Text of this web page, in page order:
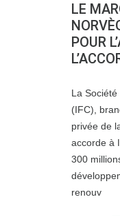
LE
POUR
La
(IFC),
privée de
accorde à
300
renouv